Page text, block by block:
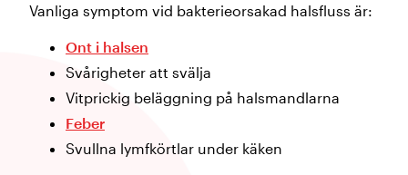
Vanliga symptom vid bakterieorsakad halsfluss är:
Ont i halsen
Svårigheter att svälja
Vitprickig beläggning på halsmandlarna
Feber
Svullna lymfkörtlar under käken